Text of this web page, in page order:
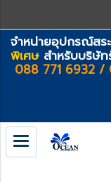
จำหน่ายอุปกรณ์สร
พิเศษ สำหรับบริษัท
088 771 6932 /